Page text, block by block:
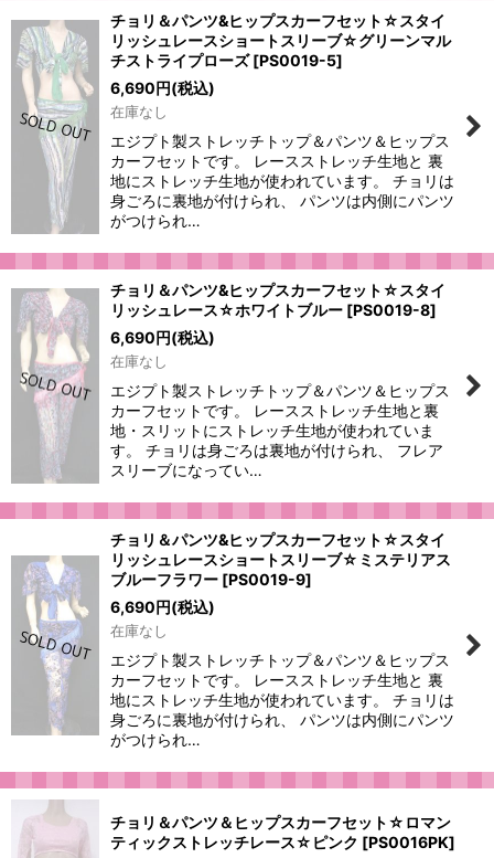
チョリ＆パンツ&ヒップスカーフセット☆スタイ
リッシュレースショートスリーブ☆グリーンマル
チストライプローズ [PS0019-5]
6,690円(税込)
在庫なし
エジプト製ストレッチトップ＆パンツ＆ヒップス
カーフセットです。 レースストレッチ生地と 裏
地にストレッチ生地が使われています。 チョリは
身ごろに裏地が付けられ、 パンツは内側にパンツ
がつけられ…
チョリ＆パンツ&ヒップスカーフセット☆スタイ
リッシュレース☆ホワイトブルー [PS0019-8]
6,690円(税込)
在庫なし
エジプト製ストレッチトップ＆パンツ＆ヒップス
カーフセットです。 レースストレッチ生地と裏
地・スリットにストレッチ生地が使われていま
す。 チョリは身ごろは裏地が付けられ、 フレア
スリーブになってい…
チョリ＆パンツ&ヒップスカーフセット☆スタイ
リッシュレースショートスリーブ☆ミステリアス
ブルーフラワー [PS0019-9]
6,690円(税込)
在庫なし
エジプト製ストレッチトップ＆パンツ＆ヒップス
カーフセットです。 レースストレッチ生地と 裏
地にストレッチ生地が使われています。 チョリは
身ごろに裏地が付けられ、 パンツは内側にパンツ
がつけられ…
チョリ＆パンツ＆ヒップスカーフセット☆ロマン
ティックストレッチレース☆ピンク [PS0016PK]